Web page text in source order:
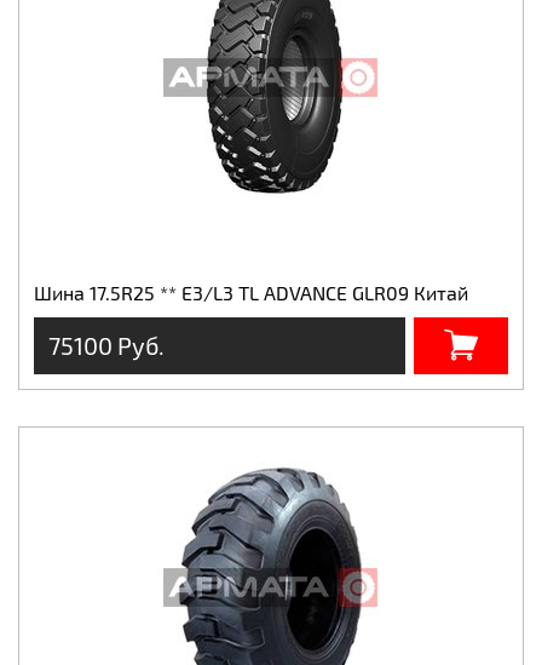
Шина 17.5R25 ** Е3/L3 TL ADVANCE GLR09 Китай
75100 Руб.